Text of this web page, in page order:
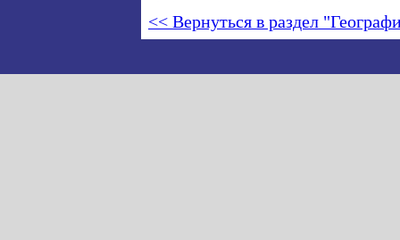
<< Вернуться в раздел